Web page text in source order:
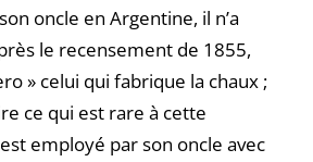
oncle en Argentine, il n’a
le recensement de 1855,
» celui qui fabrique la chaux ;
ce qui est rare à cette
employé par son oncle avec